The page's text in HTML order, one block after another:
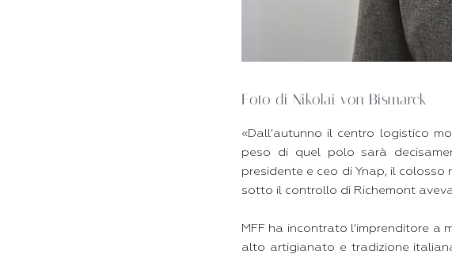
Foto di Nikolai von Bismarck
«Dall’autunno il centro logistico
peso di quel polo sarà
presidente e ceo di Ynap, il colosso
sotto il controllo di Richemont
MFF ha incontrato l’imprenditore a
alto artigianato e tradizione